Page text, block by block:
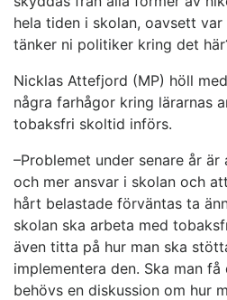
hela tiden i skolan, oavsett
tänker ni politiker kring det
Nicklas Attefjord (MP) höll
några farhågor kring lärarnas
tobaksfri skoltid införs.
–Problemet under senare år
och mer ansvar i skolan och
hårt belastade förväntas ta
skolan ska arbeta med
även titta på hur man ska
implementera den. Ska man
behövs en diskussion om hur